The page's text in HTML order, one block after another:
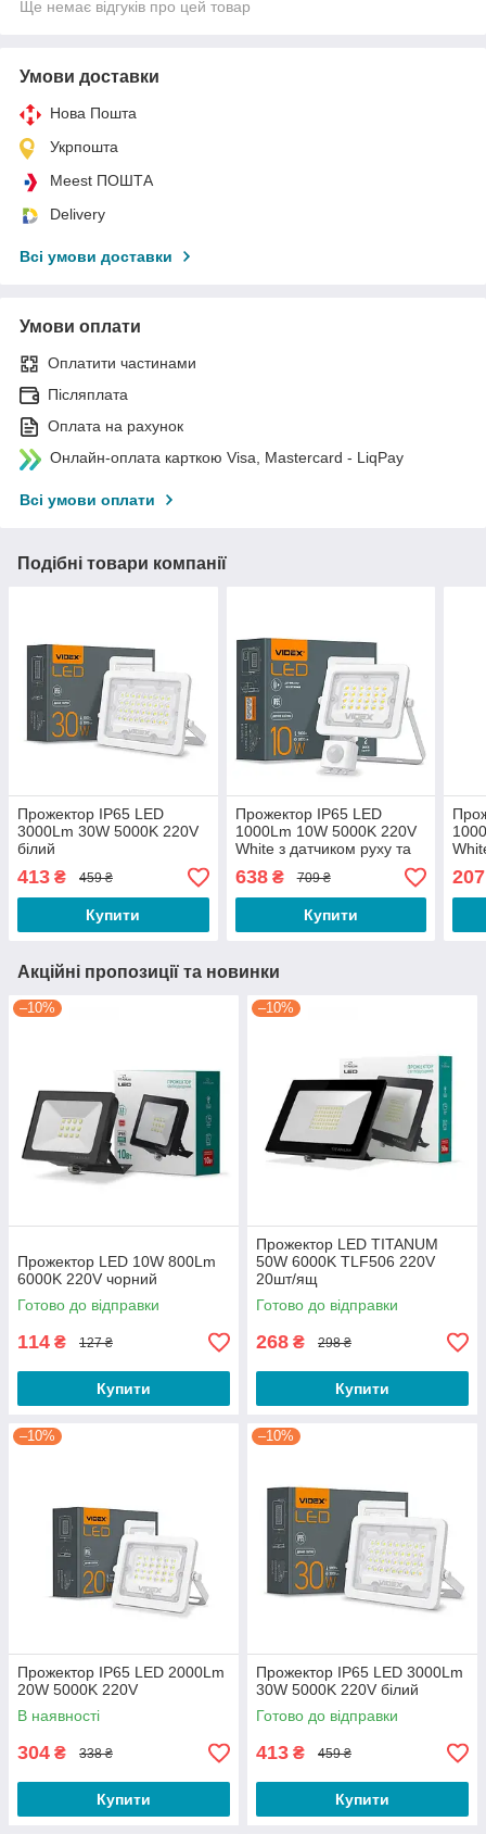
Ще немає відгуків про цей товар
Умови доставки
Нова Пошта
Укрпошта
Meest ПОШТА
Delivery
Всі умови доставки
Умови оплати
Оплатити частинами
Післяплата
Оплата на рахунок
Онлайн-оплата карткою Visa, Mastercard - LiqPay
Всі умови оплати
Подібні товари компанії
Прожектор IP65 LED
3000Lm 30W 5000K 220V
білий
413 ₴ 459 ₴
Купити
Прожектор IP65 LED
1000Lm 10W 5000K 220V
White з датчиком руху та
освітленості
638₴ 709 ₴
Купити
207
Акційні пропозиції та новинки
–10%
Прожектор LED 10W 800Lm
6000K 220V чорний
Готово до відправки
114 ₴ 127 ₴
Купити
–10%
Прожектор LED TITANUM
50W 6000K TLF506 220V
20шт/ящ
Готово до відправки
268 ₴ 298 ₴
Купити
–10%
Прожектор IP65 LED 2000Lm
20W 5000K 220V
В наявності
304 ₴ 338 ₴
Купити
–10%
Прожектор IP65 LED 3000Lm
30W 5000K 220V білий
Готово до відправки
413 ₴ 459 ₴
Купити